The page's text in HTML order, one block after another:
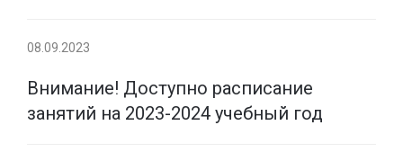
08.09.2023
Внимание! Доступно расписание
занятий на 2023-2024 учебный год